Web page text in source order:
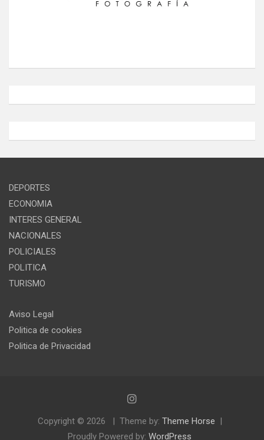
DEPORTES
ECONOMIA
INTERES GENERAL
NACIONALES
POLICIALES
POLITICA
TURISMO
Aviso Legal
Politica de cookies
Politica de Privacidad
Copyright © 2026 Theme by: Theme Horse
Proudly Powered by: WordPress